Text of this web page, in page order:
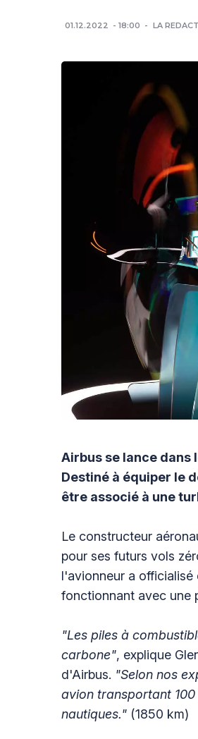
01.12.2022 18:00 LA
Airbus se lance dans
Destiné à équiper le
être associé à une
Le constructeur
pour ses futurs vols
l'avionneur a
fonctionnant avec une
"Les piles à
carbone", explique
d'Airbus. "Selon nos
avion transportant
nautiques." (1850 km)